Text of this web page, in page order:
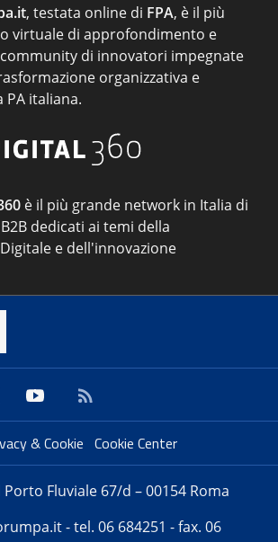
, testata online di FPA, è il più
virtuale di approfondimento e
di innovatori impegnate
organizzativa e
PA italiana.
è il più grande network in Italia di
dedicati ai temi della
e dell'innovazione
& Cookie Cookie Center
Porto Fluviale 67/d – 00154 Roma
- tel. 06 684251 - fax. 06